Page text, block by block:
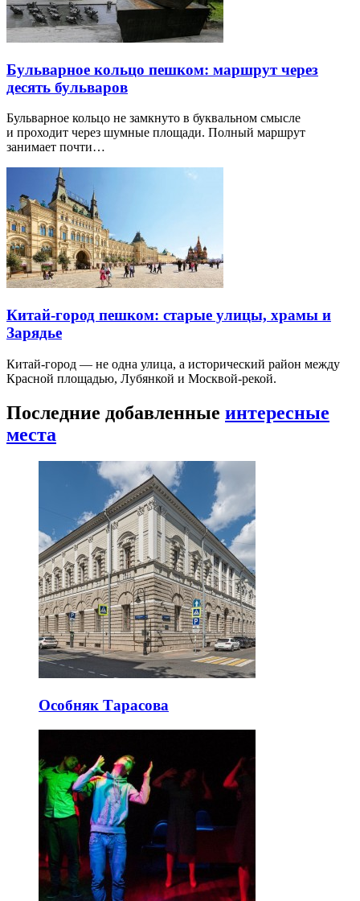
Бульварное кольцо пешком: маршрут через
десять бульваров
Бульварное кольцо не замкнуто в буквальном смысле
и проходит через шумные площади. Полный маршрут
занимает почти…
Китай-город пешком: старые улицы, храмы и
Зарядье
Китай-город — не одна улица, а исторический район между
Красной площадью, Лубянкой и Москвой-рекой.
Последние добавленные интересные
места
Особняк Тарасова